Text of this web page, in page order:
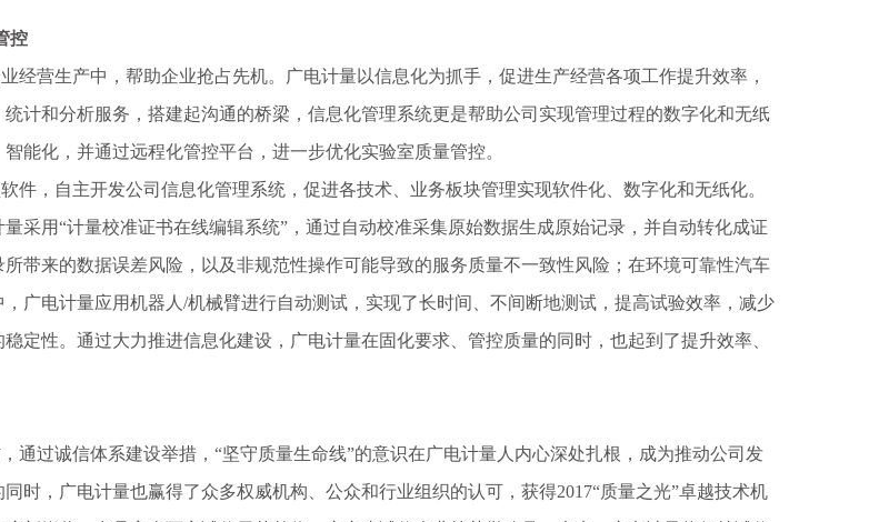
控
营生产中，帮助企业抢占先机。广电计量以信息化为抓手，促进生产经营各项工作提升效率，
计和分析服务，搭建起沟通的桥梁，信息化管理系统更是帮助公司实现管理过程的数字化和无纸
能化，并通过远程化管控平台，进一步优化实验室质量管控。
，自主开发公司信息化管理系统，促进各技术、业务板块管理实现软件化、数字化和无纸化。
采用“计量校准证书在线编辑系统”，通过自动校准采集原始数据生成原始记录，并自动转化成证
带来的数据误差风险，以及非规范性操作可能导致的服务质量不一致性风险；在环境可靠性汽车
广电计量应用机器人/机械臂进行自动测试，实现了长时间、不间断地测试，提高试验效率，减少
定性。通过大力推进信息化建设，广电计量在固化要求、管控质量的同时，也起到了提升效率、
过诚信体系建设举措，“坚守质量生命线”的意识在广电计量人内心深处扎根，成为推动公司发
时，广电计量也赢得了众多权威机构、公众和行业组织的认可，获得2017“质量之光”卓越技术机